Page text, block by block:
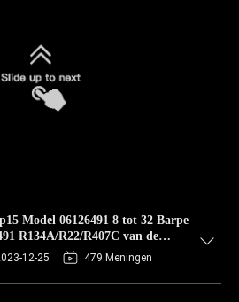
Model 06126491 8 tot 32 Barpe
R134A/R22/R407C van de
12-25 479 Meningen